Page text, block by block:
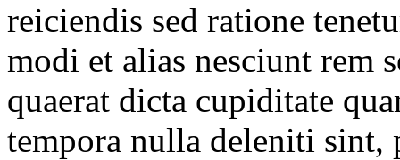
reiciendis sed ratione
modi et alias nesciunt rem
quaerat dicta cupiditate
tempora nulla deleniti